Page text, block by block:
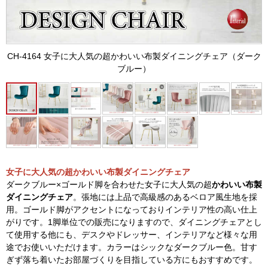
CH-4164 女子に大人気の超かわいい布製ダイニングチェア（ダーク
ブルー）
女子に大人気の超かわいい布製ダイニングチェア
ダークブルー×ゴールド脚を合わせた女子に大人気の超かわいい布製
ダイニングチェア。張地には上品で高級感のあるベロア風生地を採
用。ゴールド脚がアクセントになっておりインテリア性の高い仕上
がりです。1脚単位での販売になりますので、ダイニングチェアとし
て使用する他にも、デスクやドレッサー、インテリアなど様々な用
途でお使いいただけます。カラーはシックなダークブルー色。甘す
ぎず落ち着いたお部屋づくりを目指している方にもおすすめです。